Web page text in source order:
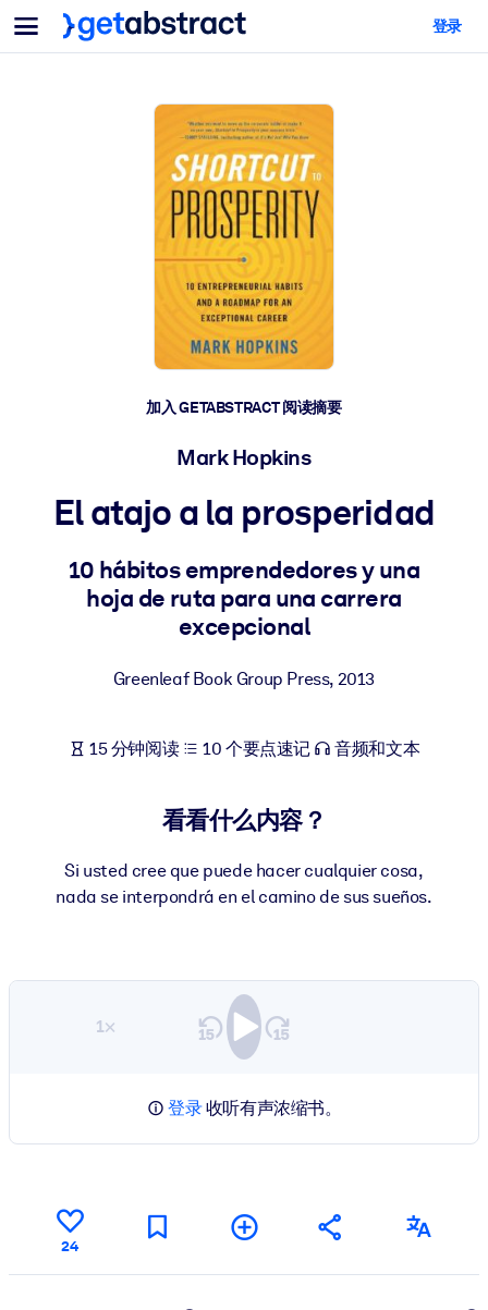
菜单
面向团队与管理者
为您的员工配备关键的人工智能技能。
帮助您的管理者为未来的工作时代做好准备。
让团队更轻松地共同学习、解决实际问题并更快采取行动。
培养您的员工应对未来挑战所需的技能。
按系统
面向 LMS/LXP
将简短且经过验证的知识引入您的 LMS/LXP，以获得更强的学习效
用值得信赖且即插即用的商业知识丰富您的企业图书馆。
利用可靠、结构化的知识为您的人工智能系统提供动力，以改善输
面向人工智能系统
登录
加入 GETABSTRACT 阅读摘要
Mark Hopkins
El atajo a la prosperidad
10 hábitos emprendedores y una
hoja de ruta para una carrera
excepcional
Greenleaf Book Group Press, 2013
15 分钟阅读 10 个要点速记 音频和文本
看看什么内容？
Si usted cree que puede hacer cualquier cosa,
nada se interpondrá en el camino de sus sueños.
1×
登录收听有声浓缩书。
24